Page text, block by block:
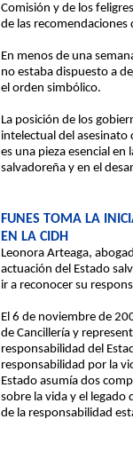
Comisión y de los
de las recomendaciones
En menos de una
no estaba dispuesto a
el orden simbólico.
La posición de los
intelectual del
es una pieza esencial
salvadoreña y en el
FUNES TOMA LA
EN LA CIDH
Leonora Arteaga,
actuación del Estado
ir a reconocer su
El 6 de noviembre de
de Cancillería y
responsabilidad del
responsabilidad por la
Estado asumía dos
sobre la vida y el
de la responsabilidad